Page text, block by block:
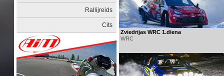
Rallijreids
Cits
Zviedrijas WRC 1.diena
WRC